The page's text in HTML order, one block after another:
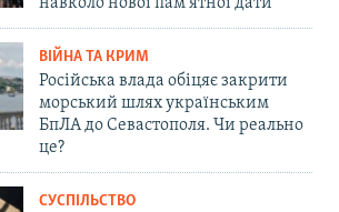
ВІЙНА ТА КРИМ
Російська влада обіцяє закрити
морський шлях українським
БпЛА до Севастополя. Чи реально
це?
СУСПІЛЬСТВО